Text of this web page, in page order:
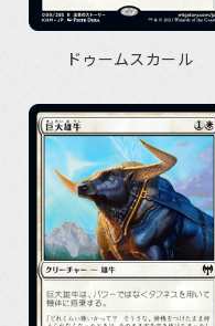
ドゥームスカール